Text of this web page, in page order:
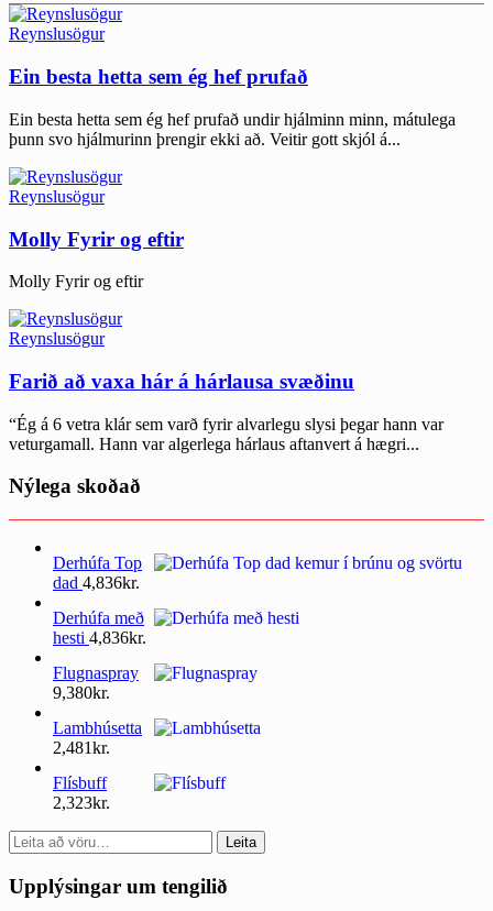
Reynslusögur
Ein besta hetta sem ég hef prufað
Ein besta hetta sem ég hef prufað undir hjálminn minn, mátulega
þunn svo hjálmurinn þrengir ekki að. Veitir gott skjól á...
Reynslusögur
Molly Fyrir og eftir
Molly Fyrir og eftir
Reynslusögur
Farið að vaxa hár á hárlausa svæðinu
“Ég á 6 vetra klár sem varð fyrir alvarlegu slysi þegar hann var
veturgamall. Hann var algerlega hárlaus aftanvert á hægri...
Nýlega skoðað
Derhúfa Top
dad 4,836kr.
Derhúfa með
hesti 4,836kr.
Flugnaspray
9,380kr.
Lambhúsetta
2,481kr.
Flísbuff
2,323kr.
Search
for:
Leita
Upplýsingar um tengilið